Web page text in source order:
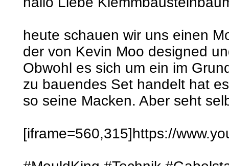
heute schauen wir uns einen
der von Kevin Moo designed
Obwohl es sich um ein im
zu bauendes Set handelt hat
so seine Macken. Aber seht
[iframe=560,315]https://